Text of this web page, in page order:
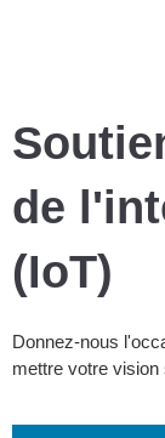
de
(IoT)
Donnez-nous
mettre votre